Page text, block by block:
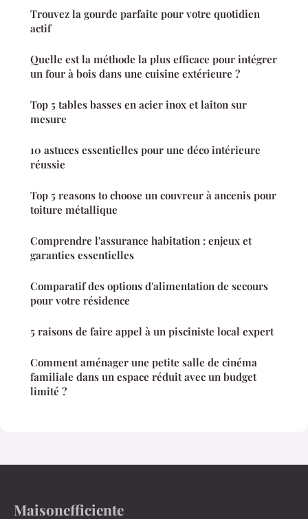
Trouvez la gourde parfaite pour votre quotidien
actif
Quelle est la méthode la plus efficace pour intégrer
un four à bois dans une cuisine extérieure ?
Top 5 tables basses en acier inox et laiton sur
mesure
10 astuces essentielles pour une déco intérieure
réussie
Top 5 reasons to choose un couvreur à ancenis pour
toiture métallique
Comprendre l'assurance habitation : enjeux et
garanties essentielles
Comparatif des options d'alimentation de secours
pour votre résidence
5 raisons de faire appel à un pisciniste local expert
Comment aménager une petite salle de cinéma
familiale dans un espace réduit avec un budget
limité ?
Maisonefficiente